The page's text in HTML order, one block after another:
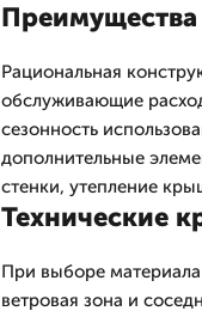
Преимущества
Рациональная
обслуживающие
сезонность
дополнительные
стенки, утепление
Технические
При выборе материала
ветровая зона и